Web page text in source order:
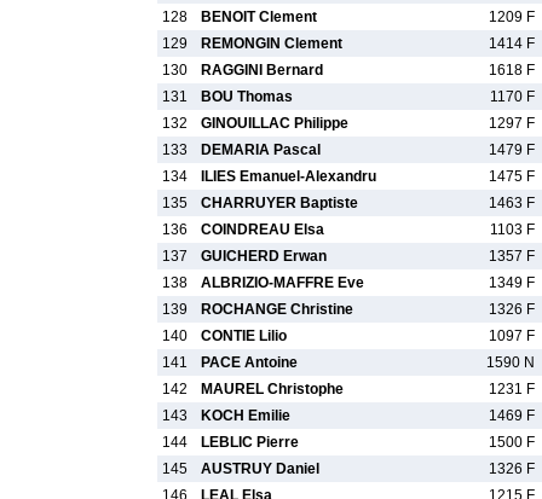
128
BENOIT Clement
1209 F
129
REMONGIN Clement
1414 F
130
RAGGINI Bernard
1618 F
131
BOU Thomas
1170 F
132
GINOUILLAC Philippe
1297 F
133
DEMARIA Pascal
1479 F
134
ILIES Emanuel-Alexandru
1475 F
135
CHARRUYER Baptiste
1463 F
136
COINDREAU Elsa
1103 F
137
GUICHERD Erwan
1357 F
138
ALBRIZIO-MAFFRE Eve
1349 F
139
ROCHANGE Christine
1326 F
140
CONTIE Lilio
1097 F
141
PACE Antoine
1590 N
142
MAUREL Christophe
1231 F
143
KOCH Emilie
1469 F
144
LEBLIC Pierre
1500 F
145
AUSTRUY Daniel
1326 F
146
LEAL Elsa 1215 F